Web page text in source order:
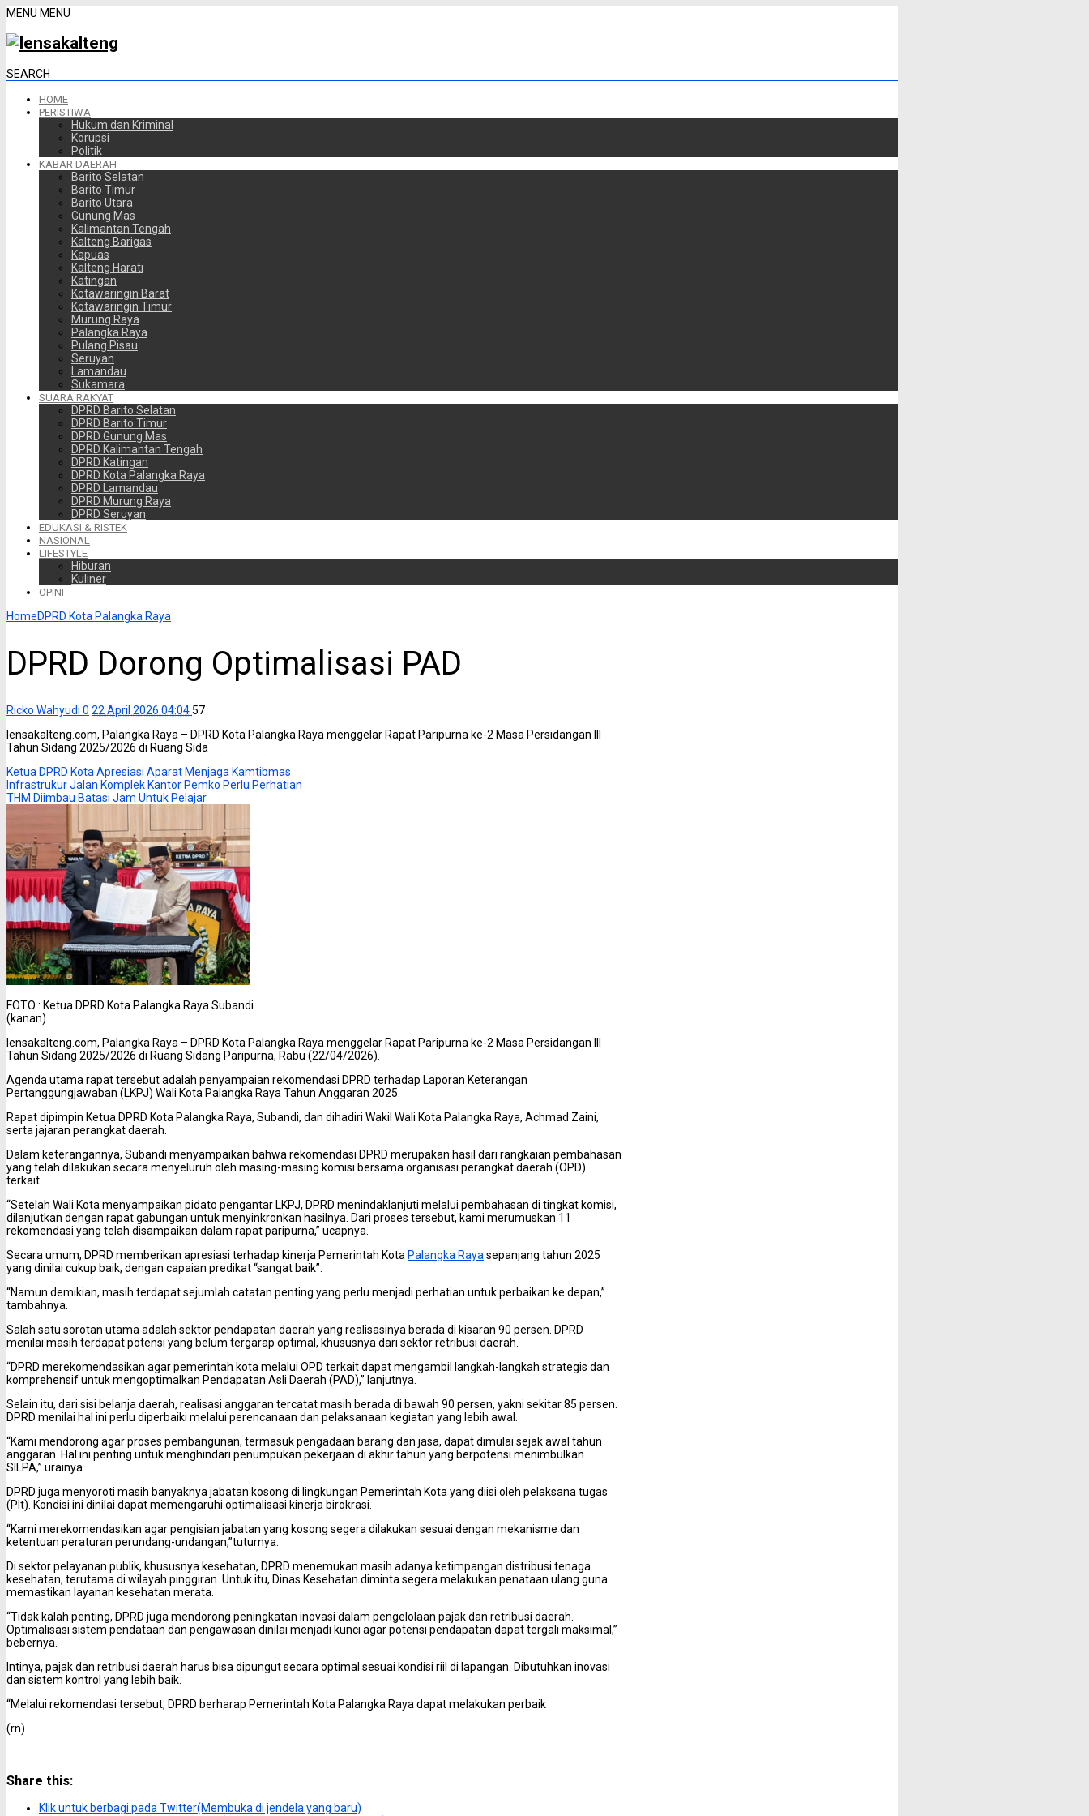
MENU MENU
SEARCH
HOME
PERISTIWA
Hukum dan Kriminal
Korupsi
Politik
KABAR DAERAH
Barito Selatan
Barito Timur
Barito Utara
Gunung Mas
Kalimantan Tengah
Kalteng Barigas
Kapuas
Kalteng Harati
Katingan
Kotawaringin Barat
Kotawaringin Timur
Murung Raya
Palangka Raya
Pulang Pisau
Seruyan
Lamandau
Sukamara
SUARA RAKYAT
DPRD Barito Selatan
DPRD Barito Timur
DPRD Gunung Mas
DPRD Kalimantan Tengah
DPRD Katingan
DPRD Kota Palangka Raya
DPRD Lamandau
DPRD Murung Raya
DPRD Seruyan
EDUKASI & RISTEK
NASIONAL
LIFESTYLE
Hiburan
Kuliner
OPINI
HomeDPRD Kota Palangka Raya
DPRD Dorong Optimalisasi PAD
Ricko Wahyudi 0 22 April 2026 04:0457
lensakalteng.com, Palangka Raya – DPRD Kota Palangka Raya menggelar Rapat Paripurna ke-2 Masa Persidangan III
Tahun Sidang 2025/2026 di Ruang Sida
Ketua DPRD Kota Apresiasi Aparat Menjaga Kamtibmas
Infrastrukur Jalan Komplek Kantor Pemko Perlu Perhatian
THM Diimbau Batasi Jam Untuk Pelajar
FOTO : Ketua DPRD Kota Palangka Raya Subandi
(kanan).
lensakalteng.com, Palangka Raya – DPRD Kota Palangka Raya menggelar Rapat Paripurna ke-2 Masa Persidangan III
Tahun Sidang 2025/2026 di Ruang Sidang Paripurna, Rabu (22/04/2026).
Agenda utama rapat tersebut adalah penyampaian rekomendasi DPRD terhadap Laporan Keterangan
Pertanggungjawaban (LKPJ) Wali Kota Palangka Raya Tahun Anggaran 2025.
Rapat dipimpin Ketua DPRD Kota Palangka Raya, Subandi, dan dihadiri Wakil Wali Kota Palangka Raya, Achmad Zaini,
serta jajaran perangkat daerah.
Dalam keterangannya, Subandi menyampaikan bahwa rekomendasi DPRD merupakan hasil dari rangkaian pembahasan
yang telah dilakukan secara menyeluruh oleh masing-masing komisi bersama organisasi perangkat daerah (OPD)
terkait.
“Setelah Wali Kota menyampaikan pidato pengantar LKPJ, DPRD menindaklanjuti melalui pembahasan di tingkat komisi,
dilanjutkan dengan rapat gabungan untuk menyinkronkan hasilnya. Dari proses tersebut, kami merumuskan 11
rekomendasi yang telah disampaikan dalam rapat paripurna,” ucapnya.
Secara umum, DPRD memberikan apresiasi terhadap kinerja Pemerintah Kota Palangka Rayasepanjang tahun 2025
yang dinilai cukup baik, dengan capaian predikat “sangat baik”.
“Namun demikian, masih terdapat sejumlah catatan penting yang perlu menjadi perhatian untuk perbaikan ke depan,”
tambahnya.
Salah satu sorotan utama adalah sektor pendapatan daerah yang realisasinya berada di kisaran 90 persen. DPRD
menilai masih terdapat potensi yang belum tergarap optimal, khususnya dari sektor retribusi daerah.
“DPRD merekomendasikan agar pemerintah kota melalui OPD terkait dapat mengambil langkah-langkah strategis dan
komprehensif untuk mengoptimalkan Pendapatan Asli Daerah (PAD),” lanjutnya.
Selain itu, dari sisi belanja daerah, realisasi anggaran tercatat masih berada di bawah 90 persen, yakni sekitar 85 persen.
DPRD menilai hal ini perlu diperbaiki melalui perencanaan dan pelaksanaan kegiatan yang lebih awal.
“Kami mendorong agar proses pembangunan, termasuk pengadaan barang dan jasa, dapat dimulai sejak awal tahun
anggaran. Hal ini penting untuk menghindari penumpukan pekerjaan di akhir tahun yang berpotensi menimbulkan
SILPA,” urainya.
DPRD juga menyoroti masih banyaknya jabatan kosong di lingkungan Pemerintah Kota yang diisi oleh pelaksana tugas
(Plt). Kondisi ini dinilai dapat memengaruhi optimalisasi kinerja birokrasi.
“Kami merekomendasikan agar pengisian jabatan yang kosong segera dilakukan sesuai dengan mekanisme dan
ketentuan peraturan perundang-undangan,”tuturnya.
Di sektor pelayanan publik, khususnya kesehatan, DPRD menemukan masih adanya ketimpangan distribusi tenaga
kesehatan, terutama di wilayah pinggiran. Untuk itu, Dinas Kesehatan diminta segera melakukan penataan ulang guna
memastikan layanan kesehatan merata.
“Tidak kalah penting, DPRD juga mendorong peningkatan inovasi dalam pengelolaan pajak dan retribusi daerah.
Optimalisasi sistem pendataan dan pengawasan dinilai menjadi kunci agar potensi pendapatan dapat tergali maksimal,”
bebernya.
Intinya, pajak dan retribusi daerah harus bisa dipungut secara optimal sesuai kondisi riil di lapangan. Dibutuhkan inovasi
dan sistem kontrol yang lebih baik.
“Melalui rekomendasi tersebut, DPRD berharap Pemerintah Kota Palangka Raya dapat melakukan perbaik
(rn)
Share this:
Klik untuk berbagi pada Twitter(Membuka di jendela yang baru)